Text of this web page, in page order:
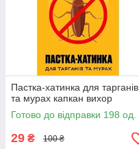
Пастка-хатинка для тарганів
та мурах капкан вихор
Готово до відправки 198 од.
29 ₴ 100 ₴